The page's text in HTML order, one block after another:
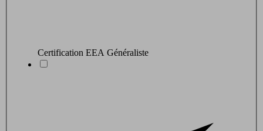
Certification EEA Généraliste